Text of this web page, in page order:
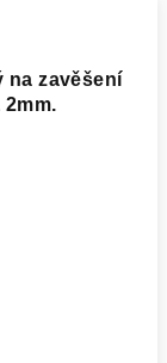
na zavěšení